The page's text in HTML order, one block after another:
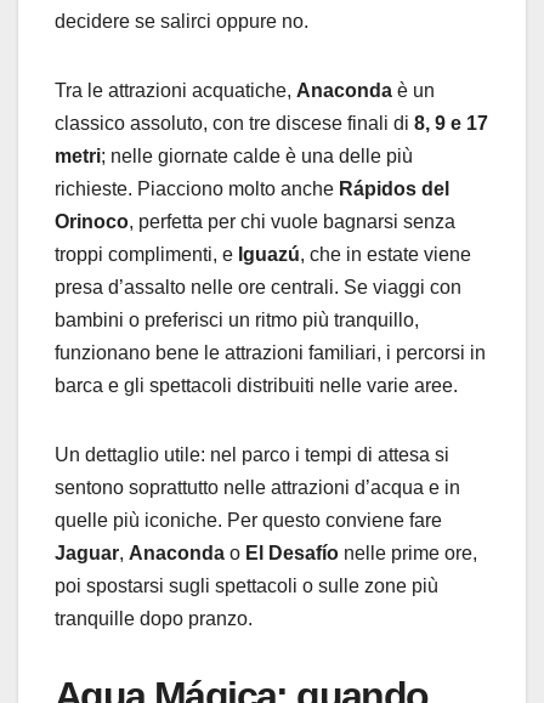
decidere se salirci oppure no.
Tra le attrazioni acquatiche, Anaconda è un
classico assoluto, con tre discese finali di 8, 9 e 17
metri; nelle giornate calde è una delle più
richieste. Piacciono molto anche Rápidos del
Orinoco, perfetta per chi vuole bagnarsi senza
troppi complimenti, e Iguazú, che in estate viene
presa d’assalto nelle ore centrali. Se viaggi con
bambini o preferisci un ritmo più tranquillo,
funzionano bene le attrazioni familiari, i percorsi in
barca e gli spettacoli distribuiti nelle varie aree.
Un dettaglio utile: nel parco i tempi di attesa si
sentono soprattutto nelle attrazioni d’acqua e in
quelle più iconiche. Per questo conviene fare
Jaguar, Anaconda o El Desafío nelle prime ore,
poi spostarsi sugli spettacoli o sulle zone più
tranquille dopo pranzo.